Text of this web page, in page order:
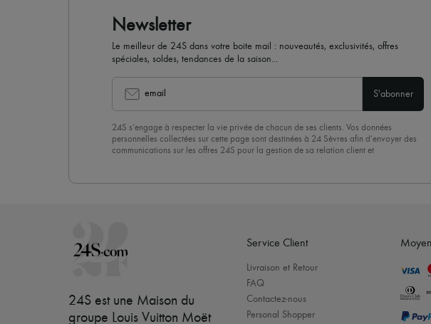
Newsletter
Le meilleur de 24S dans votre boite mail : nouveautés, exclusivités, offres
spéciales, soldes, tendances de la saison...
email S'abonner
24S s’engage à respecter la vie privée de chacun de ses clients. Vos données
personnelles collectées sur cette page sont destinées à 24 Sèvres afin d’envoyer des
communications sur les offres 24S pour la gestion de sa relation client et
désinscrire » en bas de page de nos emails.
24S est une Maison du
groupe Louis Vuitton Moët
Service Client
Livraison et Retour
FAQ
Contactez-nous
Personal Shopper